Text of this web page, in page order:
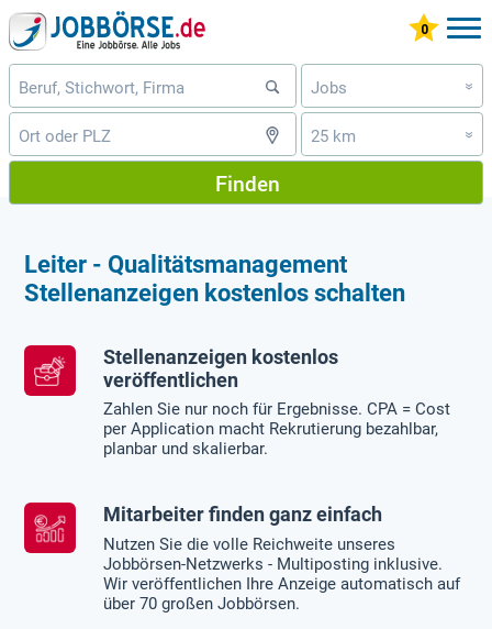
Jobs »
25 km »
Finden
Leiter - Qualitätsmanagement
Stellenanzeigen kostenlos schalten
Stellenanzeigen kostenlos
veröffentlichen
Zahlen Sie nur noch für Ergebnisse. CPA = Cost
per Application macht Rekrutierung bezahlbar,
planbar und skalierbar.
Mitarbeiter finden ganz einfach
Nutzen Sie die volle Reichweite unseres
Jobbörsen-Netzwerks - Multiposting inklusive.
Wir veröffentlichen Ihre Anzeige automatisch auf
über 70 großen Jobbörsen.